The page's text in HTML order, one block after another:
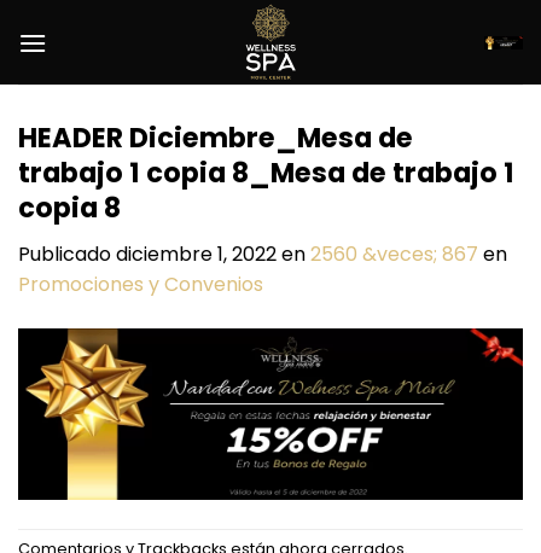
HEADER Diciembre_Mesa de
trabajo 1 copia 8_Mesa de trabajo 1
copia 8
Publicadodiciembre 1, 2022en2560 &veces; 867 en
Promociones y Convenios